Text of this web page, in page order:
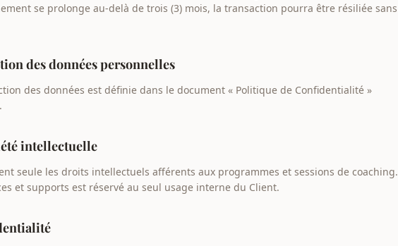
se prolonge au-delà de trois (3) mois, la transaction pourra être résiliée sans
des données personnelles
des données est définie dans le document « Politique de Confidentialité »
intellectuelle
seule les droits intellectuels afférents aux programmes et sessions de coaching.
et supports est réservé au seul usage interne du Client.